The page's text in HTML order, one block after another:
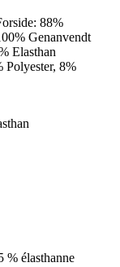
88%
Genanvendt
Elasthan
8%
% élasthanne